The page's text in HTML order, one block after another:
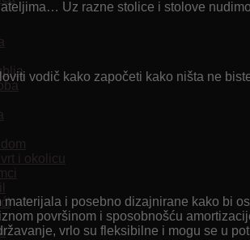
i okolicu
Uz razne stolice i stolove
vodič kako započeti kako ništa ne
i posebno dizajnirane kako bi
površinom i sposobnošću
vrlo su fleksibilne i mogu se u